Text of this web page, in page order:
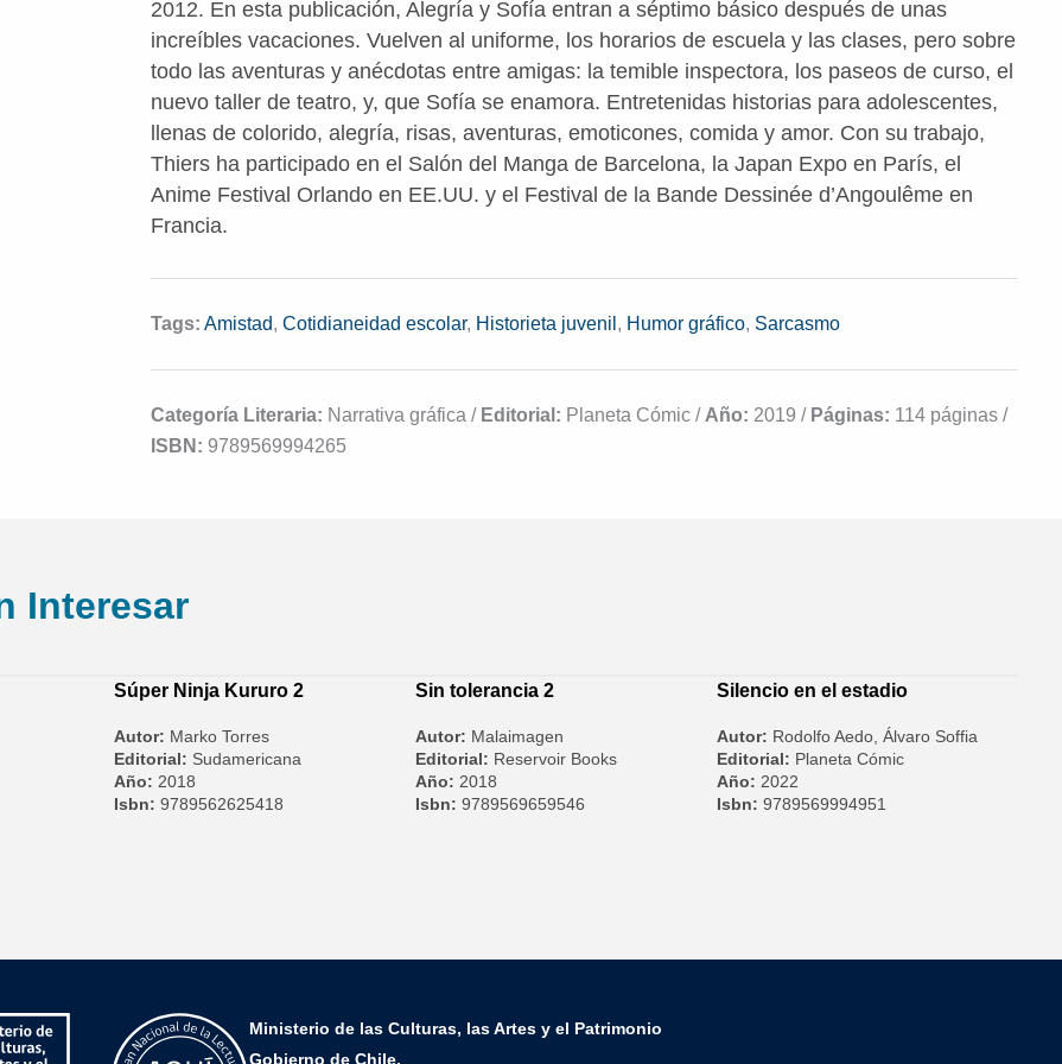
2012. En esta publicación, Alegría y Sofía entran a séptimo básico después de unas
increíbles vacaciones. Vuelven al uniforme, los horarios de escuela y las clases, pero sobre
todo las aventuras y anécdotas entre amigas: la temible inspectora, los paseos de curso, el
nuevo taller de teatro, y, que Sofía se enamora. Entretenidas historias para adolescentes,
llenas de colorido, alegría, risas, aventuras, emoticones, comida y amor. Con su trabajo,
Thiers ha participado en el Salón del Manga de Barcelona, la Japan Expo en París, el
Anime Festival Orlando en EE.UU. y el Festival de la Bande Dessinée d’Angoulême en
Francia.
Tags: Amistad,Cotidianeidad escolar, Historieta juvenil , Humor gráfico, Sarcasmo
Categoría Literaria: Narrativa gráfica / Editorial: Planeta Cómic / Año: 2019 / Páginas: 114 páginas /
ISBN: 9789569994265
Interesar
Súper Ninja Kururo 2
Autor: Marko Torres
Editorial: Sudamericana
Año: 2018
Isbn: 9789562625418
Sin tolerancia 2
Autor: Malaimagen
Editorial: Reservoir Books
Año: 2018
Isbn: 9789569659546
Silencio en el estadio
Autor: Rodolfo Aedo, Álvaro Soffia
Editorial: Planeta Cómic
Año: 2022
Isbn: 9789569994951
Ministerio de las Culturas, las Artes y el Patrimonio
Gobierno de Chile.